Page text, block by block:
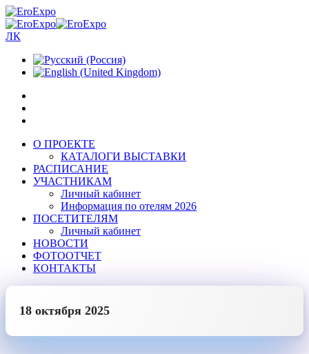
ЛК
О ПРОЕКТЕ
КАТАЛОГИ ВЫСТАВКИ
РАСПИСАНИЕ
УЧАСТНИКАМ
Личный кабинет
Информация по отелям 2026
ПОСЕТИТЕЛЯМ
Личный кабинет
НОВОСТИ
ФОТООТЧЕТ
КОНТАКТЫ
18 октября 2025